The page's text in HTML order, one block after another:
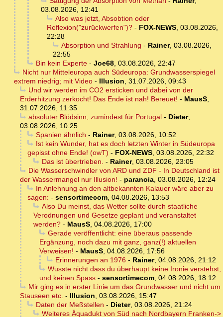
03.08.2026, 12:41
Also was jetzt, Absobtion oder
Reflexion("zurückwerfen")? - FOX-NEWS, 03.08.2026,
22:28
Absorption und Strahlung - Rainer, 03.08.2026,
22:55
Bin kein Experte- Joe68, 03.08.2026, 22:47
Nicht nur Mitteleuropa auch Südeuropa: Grundwasserspiegel
extrem niedrig; mit Video - Illusion, 31.07.2026, 09:43
Und wir werden im CO2 ersticken und dabei von der
Erderhitzung zerkocht! Das Ende ist nah! Bereuet! - MausS,
31.07.2026, 11:35
absoluter Blödsinn, zumindest für Portugal- Dieter,
03.08.2026, 10:25
Spanien ähnlich - Rainer, 03.08.2026, 10:52
Ist kein Wunder, hat es doch letzten Winter in Südeuropa
gepisst ohne Ende! (owT) - FOX-NEWS, 03.08.2026, 22:32
Das ist übertrieben. - Rainer, 03.08.2026, 23:05
Die Wasserschwindler von ARD und ZDF - In Deutschland ist
der Wassermangel nur Illusion! - paranoia, 03.08.2026, 12:24
In Anlehnung an den altbekannten Kalauer wäre aber zu
sagen: - sensortimecom, 04.08.2026, 13:53
Also Du meinst, das Wetter sollte durch staatliche
Verodnungen und Gesetze geplant und veranstaltet
werden? - MausS, 04.08.2026, 17:00
Gerade veröffentlicht: eine überaus passende
Ergänzung, noch dazu mit ganz, ganz(!) aktuellen
Verweisen! - MausS, 04.08.2026, 17:56
Erinnerungen an 1976- Rainer, 04.08.2026, 21:12
Wusste nicht dass du überhaupt keine Ironie verstehst,
und keinen Spass - sensortimecom, 04.08.2026, 18:12
Mir ging es in erster Linie um das Grundwasser und nicht um
Stauseen etc. - Illusion, 03.08.2026, 15:47
Daten der Meßstellen - Dieter, 03.08.2026, 21:24
Weiteres Äquadukt von Süd nach Nordbayern Franken->